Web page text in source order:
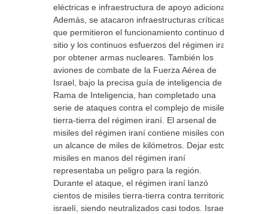
eléctricas e infraestructura de apoyo adicional.
Además, se atacaron infraestructuras críticas
que permitieron el funcionamiento continuo del
sitio y los continuos esfuerzos del régimen iraní
por obtener armas nucleares. También los
aviones de combate de la Fuerza Aérea de
Israel, bajo la precisa guía de inteligencia de la
Rama de Inteligencia, han completado una
serie de ataques contra el complejo de misiles
tierra-tierra del régimen iraní. El arsenal de
misiles del régimen iraní contiene misiles con
un alcance de miles de kilómetros. Dejar estos
misiles en manos del régimen iraní
representaba un peligro para la región.
Durante el ataque, el régimen iraní lanzó
cientos de misiles tierra-tierra contra territorio
israelí, siendo neutralizados casi todos. Israel